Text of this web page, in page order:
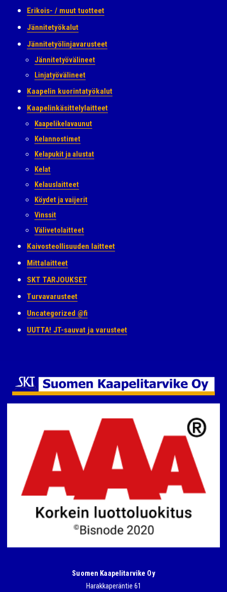
Erikois- / muut tuotteet
Jännitetyökalut
Jännitetyölinjavarusteet
Jännitetyövälineet
Linjatyövälineet
Kaapelin kuorintatyökalut
Kaapelinkäsittelylaitteet
Kaapelikelavaunut
Kelannostimet
Kelapukit ja alustat
Kelat
Kelauslaitteet
Köydet ja vaijerit
Vinssit
Välivetolaitteet
Kaivosteollisuuden laitteet
Mittalaitteet
SKT TARJOUKSET
Turvavarusteet
Uncategorized @fi
UUTTA! JT-sauvat ja varusteet
Suomen Kaapelitarvike Oy
Harakkaperäntie 61